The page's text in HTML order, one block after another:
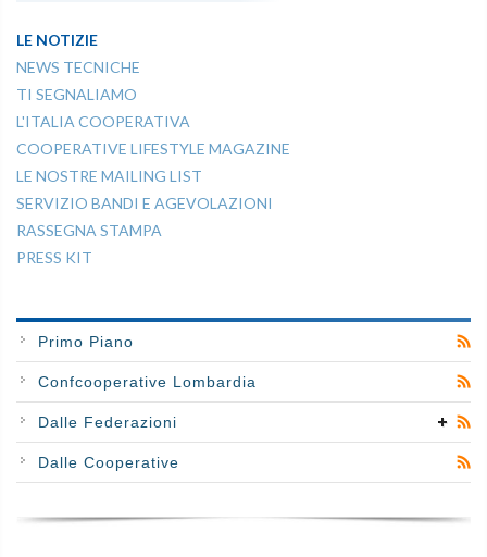
LE NOTIZIE
NEWS TECNICHE
TI SEGNALIAMO
L'ITALIA COOPERATIVA
COOPERATIVE LIFESTYLE MAGAZINE
LE NOSTRE MAILING LIST
SERVIZIO BANDI E AGEVOLAZIONI
RASSEGNA STAMPA
PRESS KIT
Primo Piano
Confcooperative Lombardia
Dalle Federazioni
Dalle Cooperative